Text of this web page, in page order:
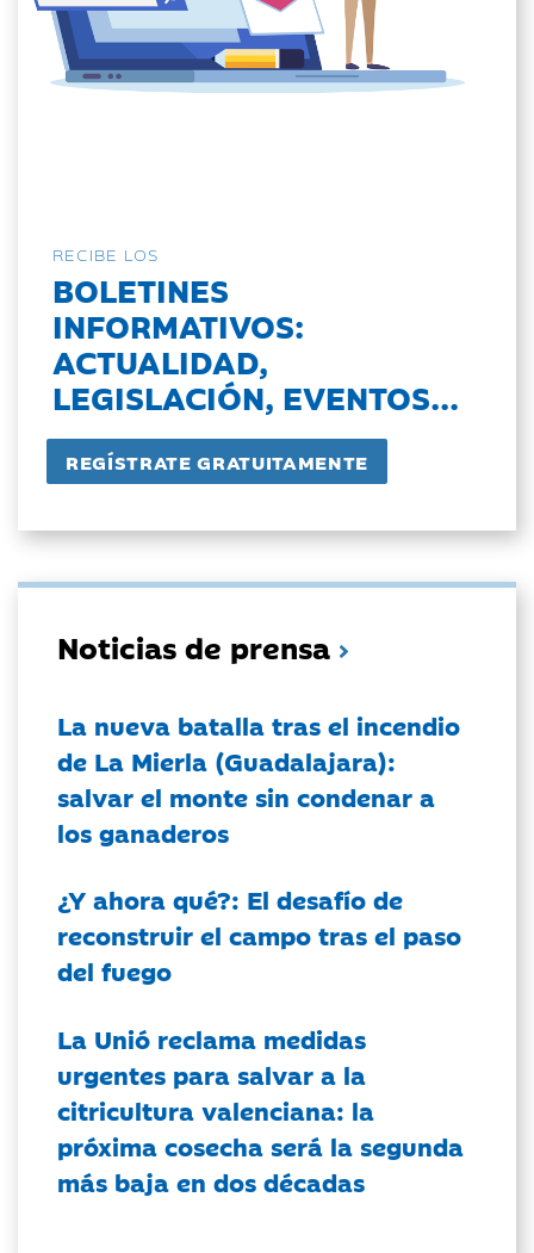
RECIBE LOS
BOLETINES
INFORMATIVOS:
ACTUALIDAD,
LEGISLACIÓN, EVENTOS...
Noticias de prensa
La nueva batalla tras el incendio
de La Mierla (Guadalajara):
salvar el monte sin condenar a
los ganaderos
¿Y ahora qué?: El desafío de
reconstruir el campo tras el paso
del fuego
La Unió reclama medidas
urgentes para salvar a la
citricultura valenciana: la
próxima cosecha será la segunda
más baja en dos décadas